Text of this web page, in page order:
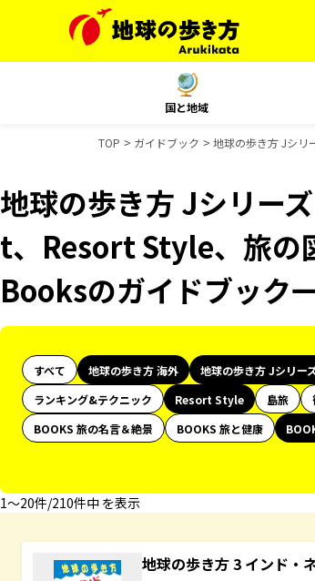
国と地域
TOP ガイドブック 地球の歩き方 Jシリ
地球の歩き方 Jシリー
t、Resort Style、旅の
Booksのガイドブック
すべて 地球の歩き方 海外 地球の歩き方 Jシリー
ランキング&テクニック
Resort Style 島旅
BOOKS 旅の名言＆絶景
BOOKS 旅と健康
1〜20件/210件中 を表示
地球の歩き方 3 インド・